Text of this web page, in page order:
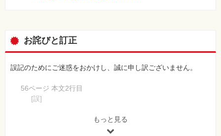
お詫びと訂正
誤記のためにご迷惑をおかけし、誠に申し訳ございません。
56ページ 本文2行目
[誤]
ベル} で設定します。もっと見る